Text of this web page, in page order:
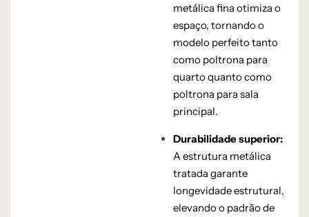
metálica fina otimiza o
espaço, tornando o
modelo perfeito tanto
como poltrona para
quarto quanto como
poltrona para sala
principal.
Durabilidade superior:
A estrutura metálica
tratada garante
longevidade estrutural,
elevando o padrão de